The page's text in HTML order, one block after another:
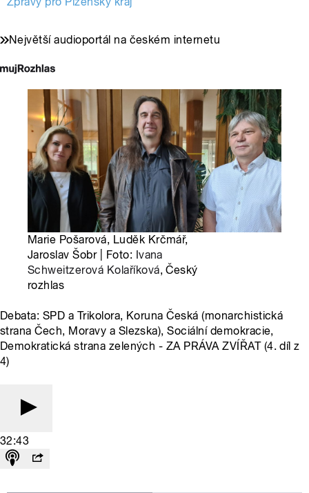
Největší audioportál na českém internetu
Marie Pošarová, Luděk Krčmář,
Jaroslav Šobr | Foto: Ivana
Schweitzerová Kolaříková, Český
rozhlas
Debata: SPD a Trikolora, Koruna Česká (monarchistická
strana Čech, Moravy a Slezska), Sociální demokracie,
Demokratická strana zelených - ZA PRÁVA ZVÍŘAT (4. díl z
4)
32:43